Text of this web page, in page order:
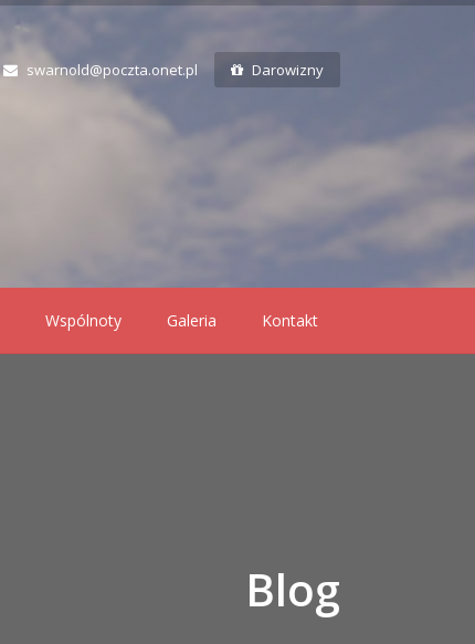
swarnold@poczta.onet.pl Darowizny
Wspólnoty Galeria Kontakt
Blog